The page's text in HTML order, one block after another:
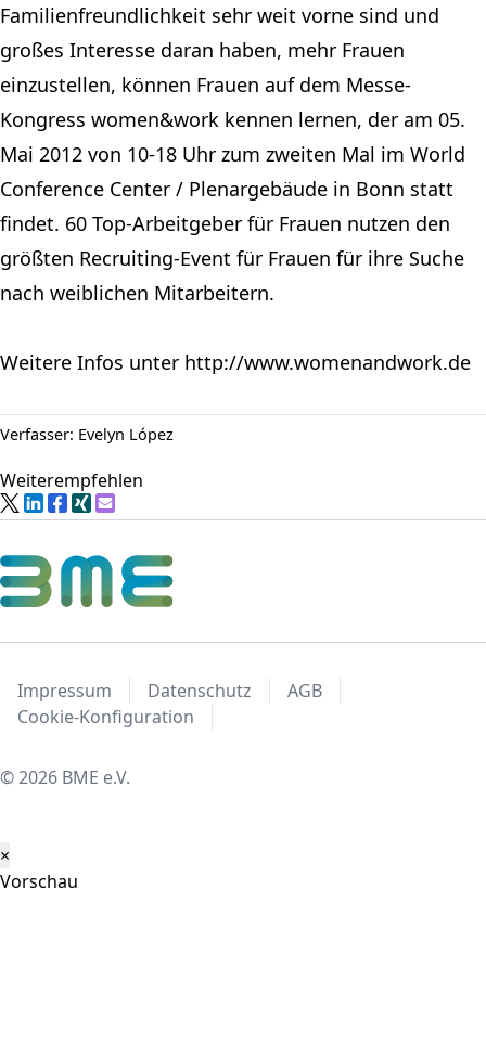
Familienfreundlichkeit sehr weit vorne sind und
großes Interesse daran haben, mehr Frauen
einzustellen, können Frauen auf dem Messe-
Kongress women&work kennen lernen, der am 05.
Mai 2012 von 10-18 Uhr zum zweiten Mal im World
Conference Center / Plenargebäude in Bonn statt
findet. 60 Top-Arbeitgeber für Frauen nutzen den
größten Recruiting-Event für Frauen für ihre Suche
nach weiblichen Mitarbeitern.
Weitere Infos unter http://www.womenandwork.de
Verfasser: Evelyn López
Weiterempfehlen
Impressum Datenschutz
AGB
Cookie-Konfiguration
© 2026 BME e.V.
×
Vorschau